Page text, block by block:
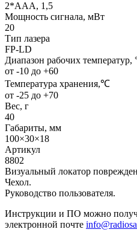
2*ААА, 1,5
Мощность сигнала, мВт
20
Тип лазера
FP-LD
Диапазон рабочих температур,
от -10 до +60
Температура хранения,℃
от -25 до +70
Вес, г
40
Габариты, мм
100×30×18
Артикул
8802
Визуальный локатор
Чехол.
Руководство пользователя.
Инструкции и ПО можно
электронной почте